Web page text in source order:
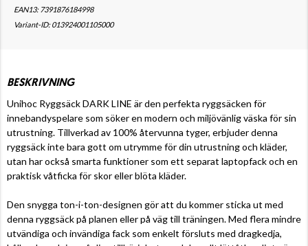
EAN13: 7391876184998
Variant-ID: 013924001105000
BESKRIVNING
Unihoc Ryggsäck DARK LINE är den perfekta ryggsäcken för
innebandyspelare som söker en modern och miljövänlig väska för sin
utrustning. Tillverkad av 100% återvunna tyger, erbjuder denna
ryggsäck inte bara gott om utrymme för din utrustning och kläder,
utan har också smarta funktioner som ett separat laptopfack och en
praktisk våtficka för skor eller blöta kläder.
Den snygga ton-i-ton-designen gör att du kommer sticka ut med
denna ryggsäck på planen eller på väg till träningen. Med flera mindre
utvändiga och invändiga fack som enkelt försluts med dragkedja,